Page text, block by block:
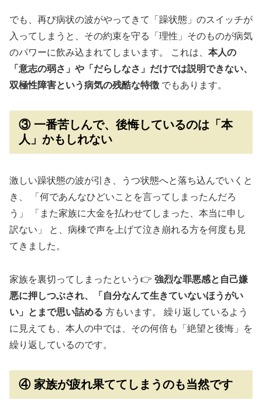
でも、再び病状の波がやってきて「躁状態」のスイッチが
入ってしまうと、その約束を守る「理性」そのものが病気
のパワーに飲み込まれてしまいます。 これは、 本人の
「意志の弱さ」や「だらしなさ」だけでは説明できない、
双極性障害という病気の残酷な特徴 でもあります。
③ 一番苦しんで、後悔しているのは「本
人」かもしれない
激しい躁状態の波が引き、うつ状態へと落ち込んでいくと
き、 「何であんなひどいことを言ってしまったんだろ
う」 「また家族に大金を払わせてしまった、本当に申し
訳ない」 と、病棟で声を上げて泣き崩れる方を何度も見
てきました。
家族を裏切ってしまったという👉 強烈な罪悪感と自己嫌
悪に押しつぶされ、「自分なんて生きていないほうがい
い」とまで思い詰める 方もいます。 繰り返しているよう
に見えても、本人の中では、その何倍も「絶望と後悔」を
繰り返しているのです。
④ 家族が疲れ果ててしまうのも当然です